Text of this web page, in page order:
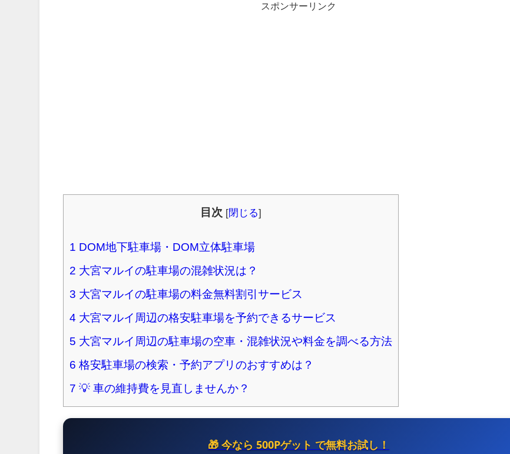
スポンサーリンク
目次 [閉じる]
1 DOM地下駐車場・DOM立体駐車場
2 大宮マルイの駐車場の混雑状況は？
3 大宮マルイの駐車場の料金無料割引サービス
4 大宮マルイ周辺の格安駐車場を予約できるサービス
5 大宮マルイ周辺の駐車場の空車・混雑状況や料金を調べる方法
6 格安駐車場の検索・予約アプリのおすすめは？
7 💡 車の維持費を見直しませんか？
🎁 今なら 500Pゲット で無料お試し！